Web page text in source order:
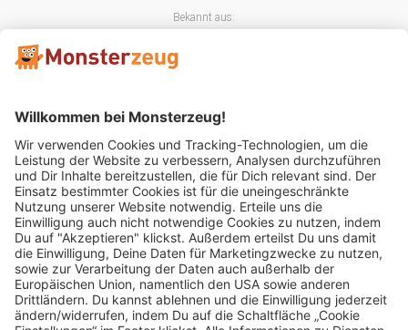
Bekannt aus:
Mitglied im: